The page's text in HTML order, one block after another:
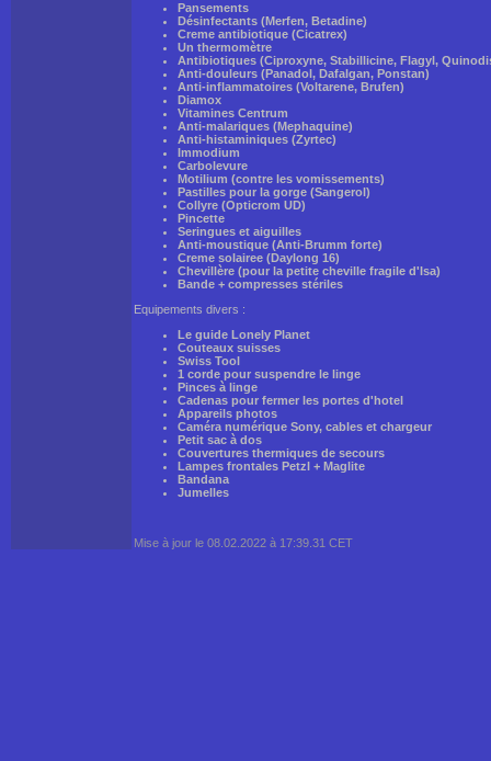
Pansements
Désinfectants (Merfen, Betadine)
Creme antibiotique (Cicatrex)
Un thermomètre
Antibiotiques (Ciproxyne, Stabillicine, Flagyl,
Anti-douleurs (Panadol, Dafalgan, Ponstan)
Anti-inflammatoires (Voltarene, Brufen)
Diamox
Vitamines Centrum
Anti-malariques (Mephaquine)
Anti-histaminiques (Zyrtec)
Immodium
Carbolevure
Motilium (contre les vomissements)
Pastilles pour la gorge (Sangerol)
Collyre (Opticrom UD)
Pincette
Seringues et aiguilles
Anti-moustique (Anti-Brumm forte)
Creme solairee (Daylong 16)
Chevillère (pour la petite cheville fragile d'Isa)
Bande + compresses stériles
Equipements divers :
Le guide Lonely Planet
Couteaux suisses
Swiss Tool
1 corde pour suspendre le linge
Pinces à linge
Cadenas pour fermer les portes d'hotel
Appareils photos
Caméra numérique Sony, cables et chargeur
Petit sac à dos
Couvertures thermiques de secours
Lampes frontales Petzl + Maglite
Bandana
Jumelles
Mise à jour le 08.02.2022 à 17:39.31 CET